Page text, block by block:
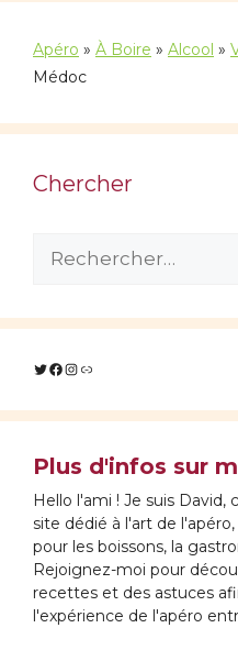
Apéro » À Boire » Alcool »
Médoc
Chercher
Rechercher :
Twitter
Facebook
Instagram
Lien
Plus d'infos sur
Hello l'ami ! Je suis David,
site dédié à l'art de
pour les boissons, la
Rejoignez-moi pour
recettes et des astuces
l'expérience de l'apéro